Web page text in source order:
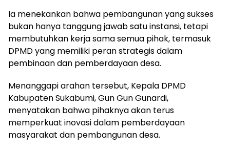
Ia menekankan bahwa pembangunan yang sukses
bukan hanya tanggung jawab satu instansi, tetapi
membutuhkan kerja sama semua pihak, termasuk
DPMD yang memiliki peran strategis dalam
pembinaan dan pemberdayaan desa.
Menanggapi arahan tersebut, Kepala DPMD
Kabupaten Sukabumi, Gun Gun Gunardi,
menyatakan bahwa pihaknya akan terus
memperkuat inovasi dalam pemberdayaan
masyarakat dan pembangunan desa.